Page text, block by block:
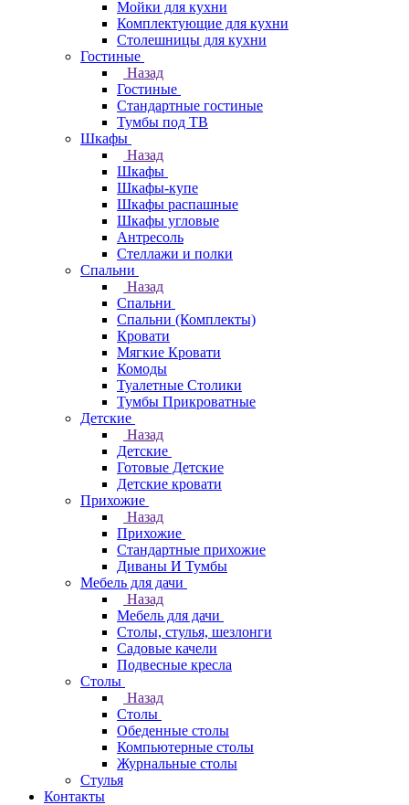
Мойки для кухни
Комплектующие для кухни
Столешницы для кухни
Гостиные
Назад
Гостиные
Стандартные гостиные
Тумбы под ТВ
Шкафы
Назад
Шкафы
Шкафы-купе
Шкафы распашные
Шкафы угловые
Антресоль
Стеллажи и полки
Спальни
Назад
Спальни
Спальни (Комплекты)
Кровати
Мягкие Кровати
Комоды
Туалетные Столики
Тумбы Прикроватные
Детские
Назад
Детские
Готовые Детские
Детские кровати
Прихожие
Назад
Прихожие
Стандартные прихожие
Диваны И Тумбы
Мебель для дачи
Назад
Мебель для дачи
Столы, стулья, шезлонги
Садовые качели
Подвесные кресла
Столы
Назад
Столы
Обеденные столы
Компьютерные столы
Журнальные столы
Стулья
Контакты